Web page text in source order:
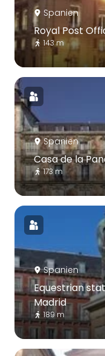
Spanien
Royal Post
143 m
Spanien
Casa de la
173 m
Spanien
Equestrian
Madrid
189 m